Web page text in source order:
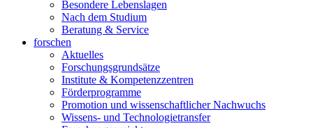
Besondere Lebenslagen
Nach dem Studium
Beratung & Service
forschen
Aktuelles
Forschungsgrundsätze
Institute & Kompetenzzentren
Förderprogramme
Promotion und wissenschaftlicher Nachwuchs
Wissens- und Technologietransfer